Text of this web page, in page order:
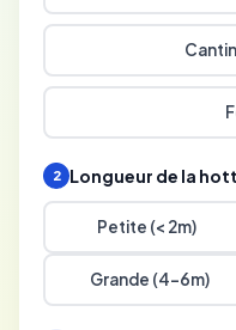
2 Longueur de la
Petite (< 2m)
Grande (4-6m)